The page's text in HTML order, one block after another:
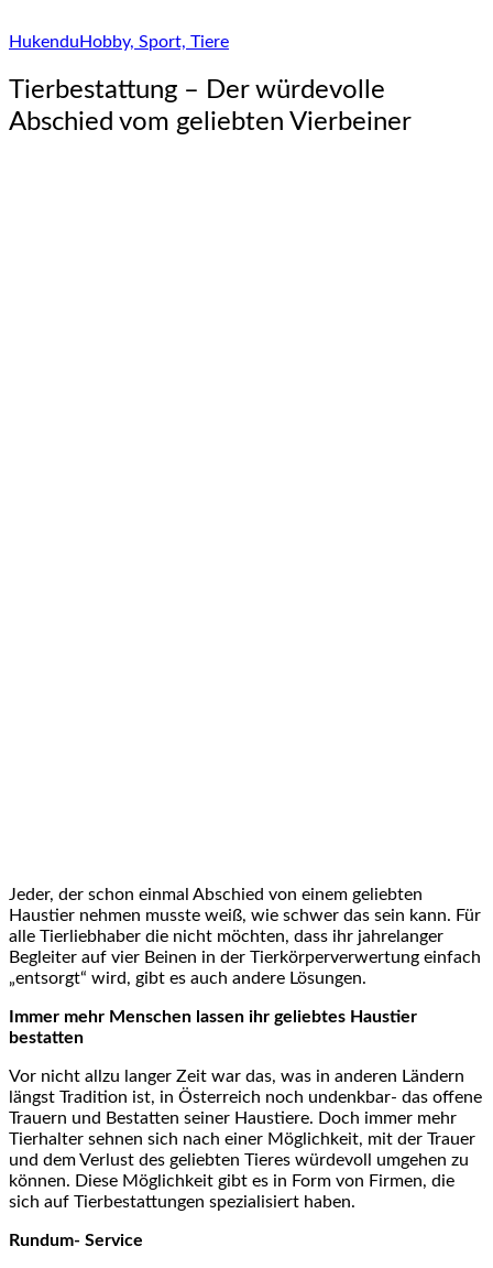
Hukendu Hobby, Sport, Tiere
Tierbestattung – Der würdevolle
Abschied vom geliebten Vierbeiner
Jeder, der schon einmal Abschied von einem geliebten
Haustier nehmen musste weiß, wie schwer das sein kann. Für
alle Tierliebhaber die nicht möchten, dass ihr jahrelanger
Begleiter auf vier Beinen in der Tierkörperverwertung einfach
„entsorgt“ wird, gibt es auch andere Lösungen.
Immer mehr Menschen lassen ihr geliebtes Haustier
bestatten
Vor nicht allzu langer Zeit war das, was in anderen Ländern
längst Tradition ist, in Österreich noch undenkbar- das offene
Trauern und Bestatten seiner Haustiere. Doch immer mehr
Tierhalter sehnen sich nach einer Möglichkeit, mit der Trauer
und dem Verlust des geliebten Tieres würdevoll umgehen zu
können. Diese Möglichkeit gibt es in Form von Firmen, die
sich auf Tierbestattungen spezialisiert haben.
Rundum- Service